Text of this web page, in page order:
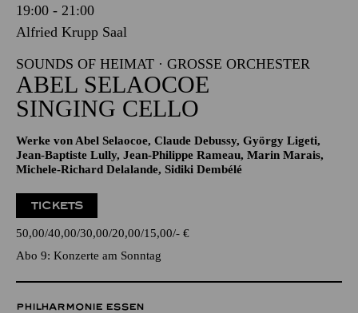
19:00 - 21:00
Alfried Krupp Saal
SOUNDS OF HEIMAT · GROSSE ORCHESTER
ABEL SELAOCOE
SINGING CELLO
Werke von Abel Selaocoe, Claude Debussy, György Ligeti,
Jean-Baptiste Lully, Jean-Philippe Rameau, Marin Marais,
Michele-Richard Delalande, Sidiki Dembélé
TICKETS
50,00 40,00 30,00 20,00 15,00 - €
Abo 9: Konzerte am Sonntag
PHILHARMONIE ESSEN